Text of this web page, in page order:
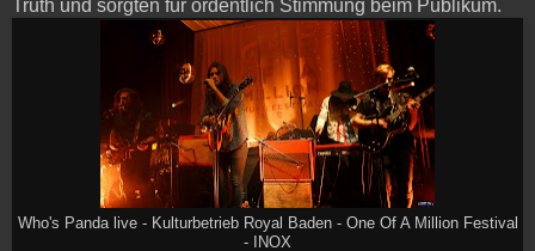
Truth und sorgten für ordentlich Stimmung beim Publikum.
Who's Panda live - Kulturbetrieb Royal Baden - One Of A Million Festival
- INOX